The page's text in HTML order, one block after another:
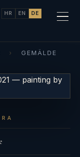
HR EN DE
› GEMÄLDE